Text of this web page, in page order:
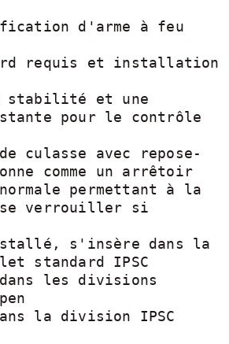
d'arme à feu
requis et installation
stabilité et une
pour le contrôle
culasse avec repose-
comme un arrêtoir
permettant à la
verrouiller si
s'insère dans la
standard IPSC
les divisions
la division IPSC